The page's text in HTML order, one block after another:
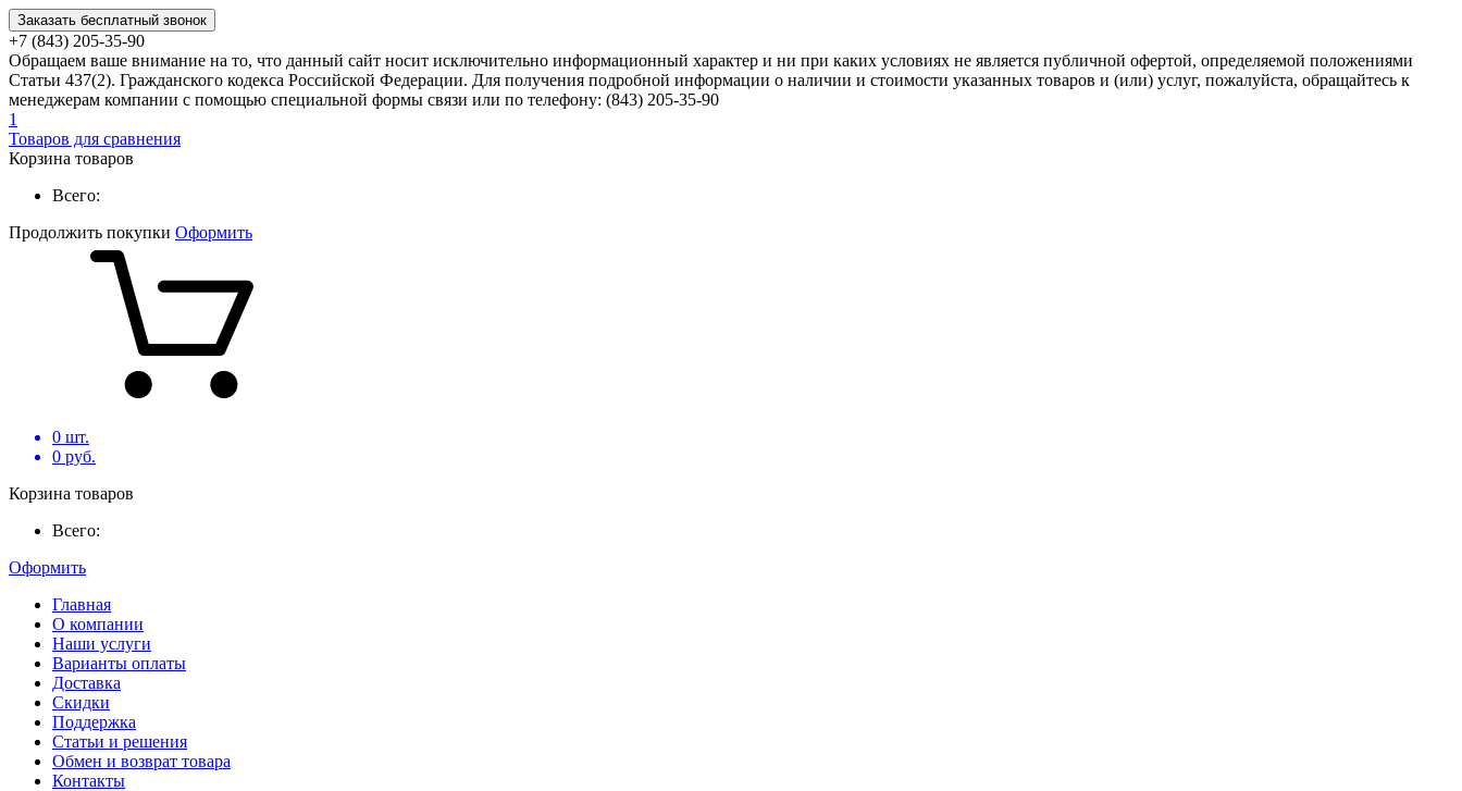
Заказать бесплатный звонок
+7 (843) 205-35-90
Обращаем ваше внимание на то, что данный сайт носит исключительно информационный характер и ни при каких условиях не является публичной офертой, определяемой положениями
Статьи 437(2). Гражданского кодекса Российской Федерации. Для получения подробной информации о наличии и стоимости указанных товаров и (или) услуг, пожалуйста, обращайтесь к
менеджерам компании с помощью специальной формы связи или по телефону: (843) 205-35-90
1
Товаров для сравнения
Корзина товаров
Всего:
Продолжить покупки Оформить
0 шт.
0 руб.
Корзина товаров
Всего:
Оформить
Главная
О компании
Наши услуги
Варианты оплаты
Доставка
Скидки
Поддержка
Статьи и решения
Обмен и возврат товара
Контакты